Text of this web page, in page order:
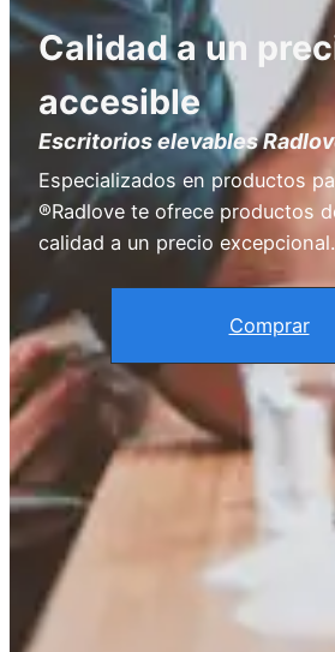
Calidad a un
accesible
Escritorios elevables
Especializados en productos
®Radlove te ofrece productos
calidad a un precio excepcional.
Comprar